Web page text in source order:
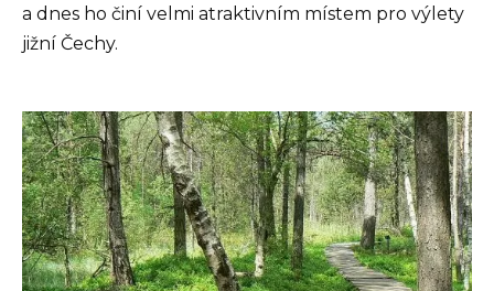
a dnes ho činí velmi atraktivním místem pro výlety
jižní Čechy.